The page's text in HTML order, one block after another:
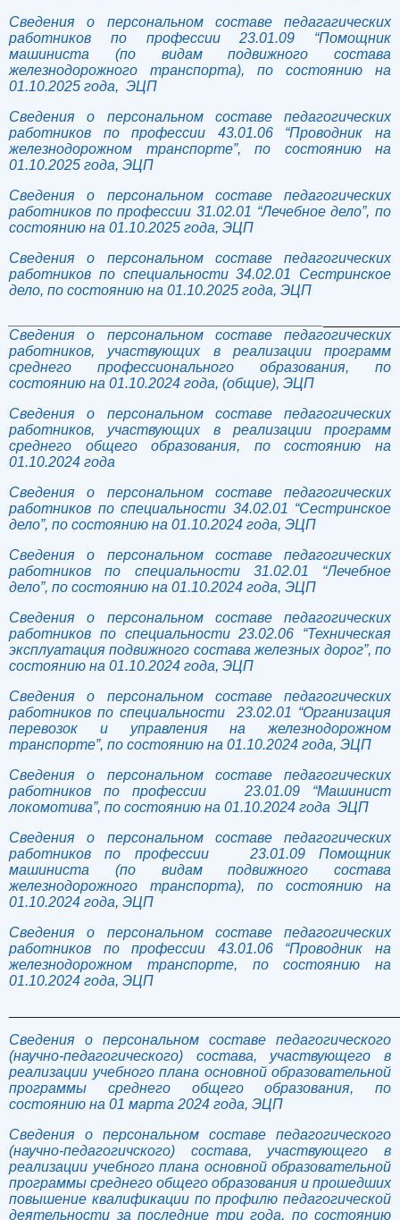
Сведения о персональном составе педагагических
работников по профессии 23.01.09 “Помощник
машиниста (по видам подвижного состава
железнодорожного транспорта), по состоянию на
01.10.2025 года, ЭЦП
Сведения о персональном составе педагогических
работников по профессии 43.01.06 “Проводник на
железнодорожном транспорте”, по состоянию на
01.10.2025 года, ЭЦП
Сведения о персональном составе педагогических
работников по профессии 31.02.01 “Лечебное дело”, по
состоянию на 01.10.2025 года, ЭЦП
Сведения о персональном составе педагогических
работников по специальности 34.02.01 Сестринское
дело, по состоянию на 01.10.2025 года, ЭЦП
Сведения о персональном составе педагогических
работников, участвующих в реализации программ
среднего профессионального образования, по
состоянию на 01.10.2024 года, (общие), ЭЦП
Сведения о персональном составе педагогических
работников, участвующих в реализации программ
среднего общего образования, по состоянию на
01.10.2024 года
Сведения о персональном составе педагогических
работников по специальности 34.02.01 “Сестринское
дело”, по состоянию на 01.10.2024 года, ЭЦП
Сведения о персональном составе педагогических
работников по специальности 31.02.01 “Лечебное
дело”, по состоянию на 01.10.2024 года, ЭЦП
Сведения о персональном составе педагогических
работников по специальности 23.02.06 “Техническая
эксплуатация подвижного состава железных дорог”, по
состоянию на 01.10.2024 года, ЭЦП
Сведения о персональном составе педагогических
работников по специальности 23.02.01 “Организация
перевозок и управления на железнодорожном
транспорте”, по состоянию на 01.10.2024 года, ЭЦП
Сведения о персональном составе педагогических
работников по профессии 23.01.09 “Машинист
локомотива”, по состоянию на 01.10.2024 года ЭЦП
Сведения о персональном составе педагогических
работников по профессии 23.01.09 Помощник
машиниста (по видам подвижного состава
железнодорожного транспорта), по состоянию на
01.10.2024 года, ЭЦП
Сведения о персональном составе педагогических
работников по профессии 43.01.06 “Проводник на
железнодорожном транспорте, по состоянию на
01.10.2024 года, ЭЦП
Сведения о персональном составе педагогического
(научно-педагогического) состава, участвующего в
реализации учебного плана основной образовательной
программы среднего общего образования, по
состоянию на 01 марта 2024 года, ЭЦП
Сведения о персональном составе педагогического
(научно-педагогичского) состава, участвующего в
реализации учебного плана основной образовательной
программы среднего общего образования и прошедших
повышение квалификации по профилю педагогической
деятельности за последние три года, по состоянию